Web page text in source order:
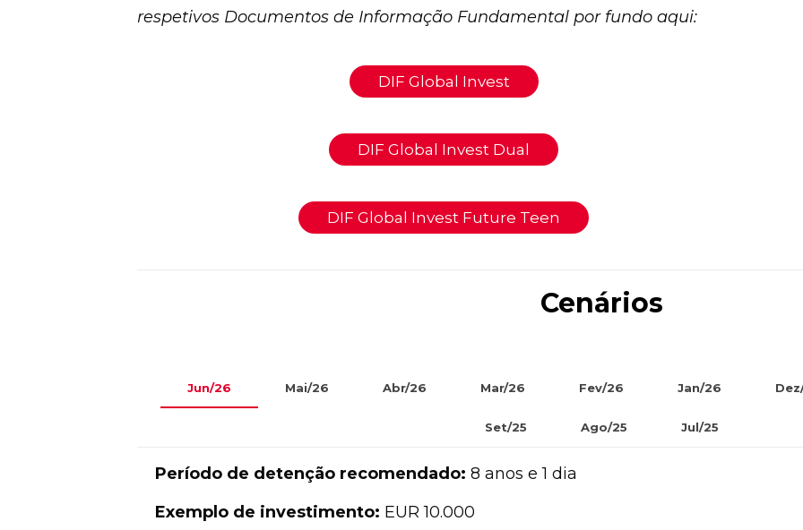
respetivos Documentos de Informação Fundamental por fundo aqui:
DIF Global Invest
DIF Global Invest Dual
DIF Global Invest Future Teen
Cenários
Jun/26 Mai/26 Abr/26 Mar/26 Fev/26 Jan/26
Set/25 Ago/25 Jul/25
Período de detenção recomendado: 8 anos e 1 dia
Exemplo de investimento: EUR 10.000